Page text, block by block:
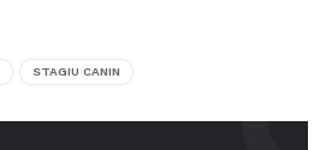
STAGIU CANIN